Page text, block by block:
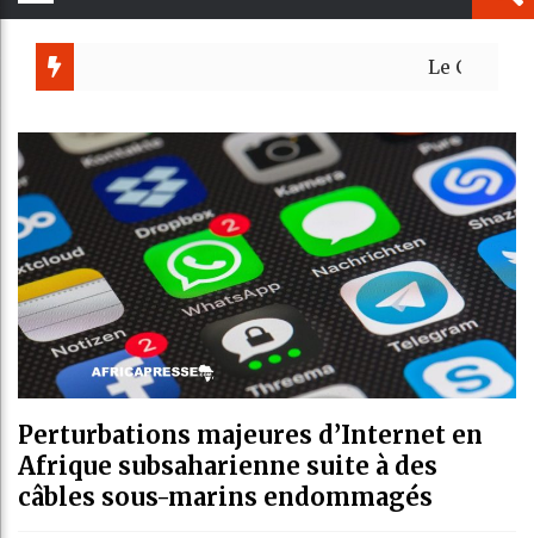
Le Cameroun et
Côte d’Ivoire :
Tunisie : la crise
Ceuta : Rabat
Perturbations majeures d’Internet en
Afrique subsaharienne suite à des
câbles sous-marins endommagés